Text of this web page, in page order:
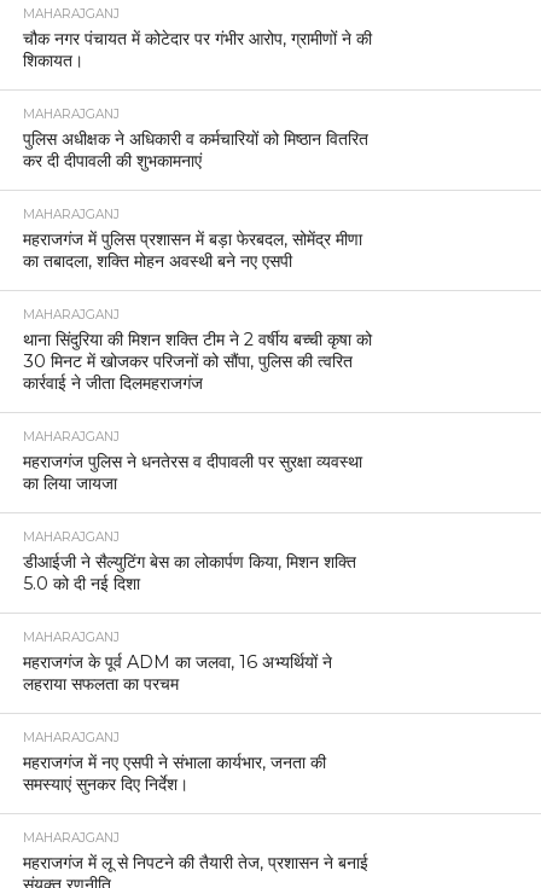
MAHARAJGANJ
चौक नगर पंचायत में कोटेदार पर गंभीर आरोप, ग्रामीणों ने की
शिकायत।
MAHARAJGANJ
पुलिस अधीक्षक ने अधिकारी व कर्मचारियों को मिष्ठान वितरित
कर दी दीपावली की शुभकामनाएं
MAHARAJGANJ
महराजगंज में पुलिस प्रशासन में बड़ा फेरबदल, सोमेंद्र मीणा
का तबादला, शक्ति मोहन अवस्थी बने नए एसपी
MAHARAJGANJ
थाना सिंदुरिया की मिशन शक्ति टीम ने 2 वर्षीय बच्ची कृषा को
30 मिनट में खोजकर परिजनों को सौंपा, पुलिस की त्वरित
कार्रवाई ने जीता दिलमहराजगंज
MAHARAJGANJ
महराजगंज पुलिस ने धनतेरस व दीपावली पर सुरक्षा व्यवस्था
का लिया जायजा
MAHARAJGANJ
डीआईजी ने सैल्युटिंग बेस का लोकार्पण किया, मिशन शक्ति
5.0 को दी नई दिशा
MAHARAJGANJ
महराजगंज के पूर्व ADM का जलवा, 16 अभ्यर्थियों ने
लहराया सफलता का परचम
MAHARAJGANJ
महराजगंज में नए एसपी ने संभाला कार्यभार, जनता की
समस्याएं सुनकर दिए निर्देश।
MAHARAJGANJ
महराजगंज में लू से निपटने की तैयारी तेज, प्रशासन ने बनाई